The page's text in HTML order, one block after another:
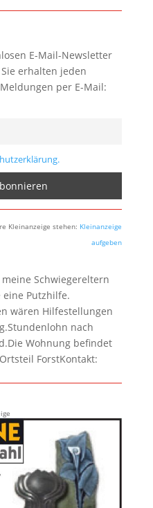
E-Mail-Newsletter
erhalten jeden
per E-Mail:
Kleinanzeige stehen: Kleinanzeige
aufgeben
Schwiegereltern
eine Putzhilfe.
wären Hilfestellungen
nach
Wohnung befindet
ForstKontakt: